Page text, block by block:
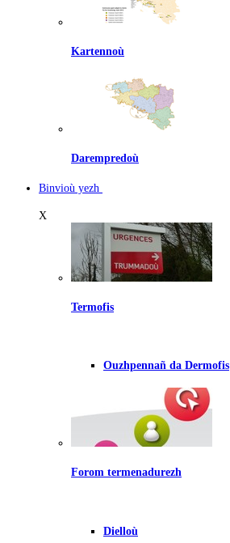
Kartennoù
Darempredoù
Binvioù yezh
X
Termofis
Ouzhpennañ da Dermofis
Forom termenadurezh
Dielloù